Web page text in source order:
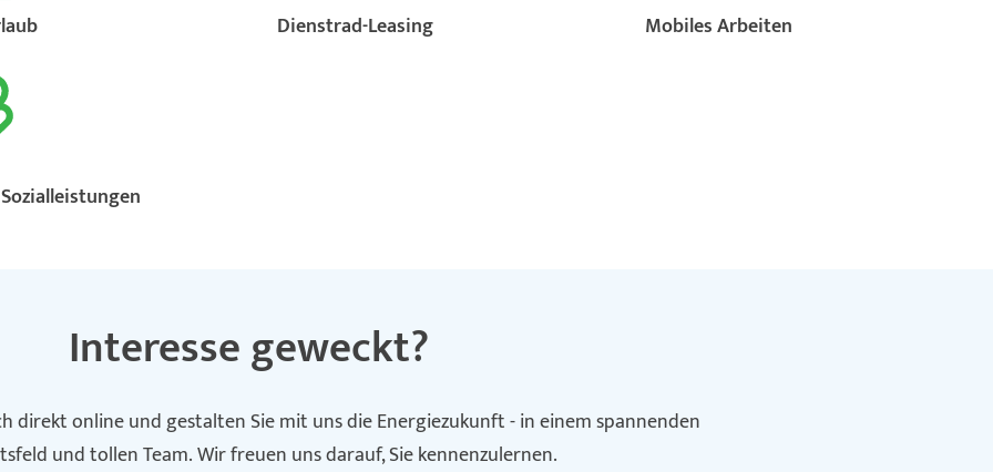
Dienstrad-Leasing Mobiles Arbeiten
Interesse geweckt?
direkt online und gestalten Sie mit uns die Energiezukunft - in einem spannenden
und tollen Team. Wir freuen uns darauf, Sie kennenzulernen.